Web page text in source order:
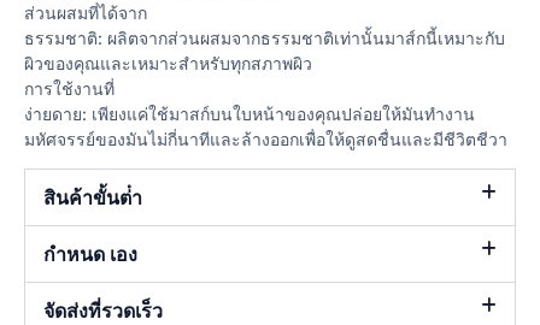
ส่วนผสมที่ได้จาก
ธรรมชาติ: ผลิตจากส่วนผสมจากธรรมชาติเท่านั้นมาส์กนี้เหมาะกับ
ผิวของคุณและเหมาะสำหรับทุกสภาพผิว
การใช้งานที่
ง่ายดาย: เพียงแค่ใช้มาสก์บนใบหน้าของคุณปล่อยให้มันทำงาน
มหัศจรรย์ของมันไม่กี่นาทีและล้างออกเพื่อให้ดูสดชื่นและมีชีวิตชีวา
สินค้าขั้นต่ํา
กำหนด เอง
จัดส่งที่รวดเร็ว